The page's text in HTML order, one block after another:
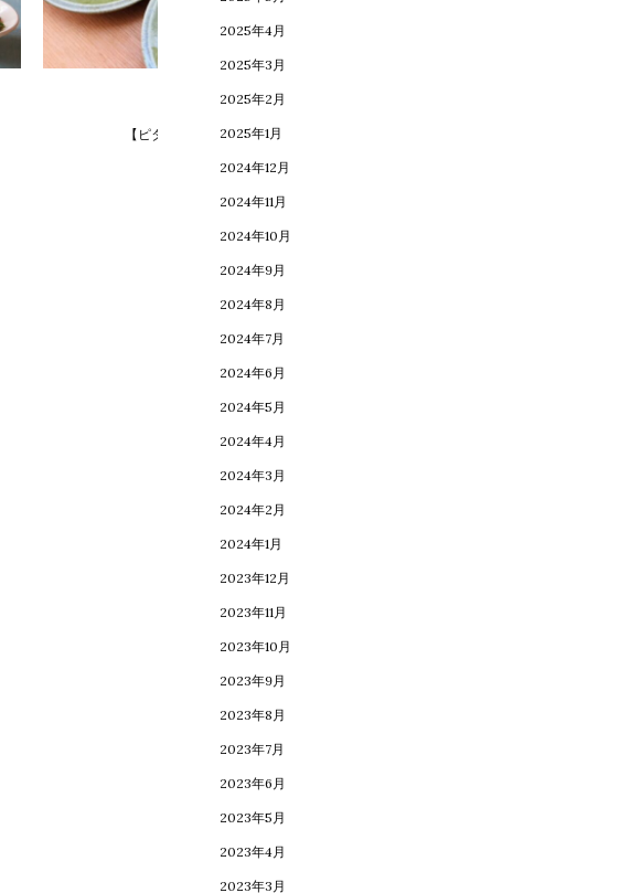
【ピタ小皿】
2025年4月
2025年3月
2025年2月
2025年1月
2024年12月
2024年11月
2024年10月
2024年9月
2024年8月
2024年7月
2024年6月
2024年5月
2024年4月
2024年3月
2024年2月
2024年1月
2023年12月
2023年11月
2023年10月
2023年9月
2023年8月
2023年7月
2023年6月
2023年5月
2023年4月
2023年3月